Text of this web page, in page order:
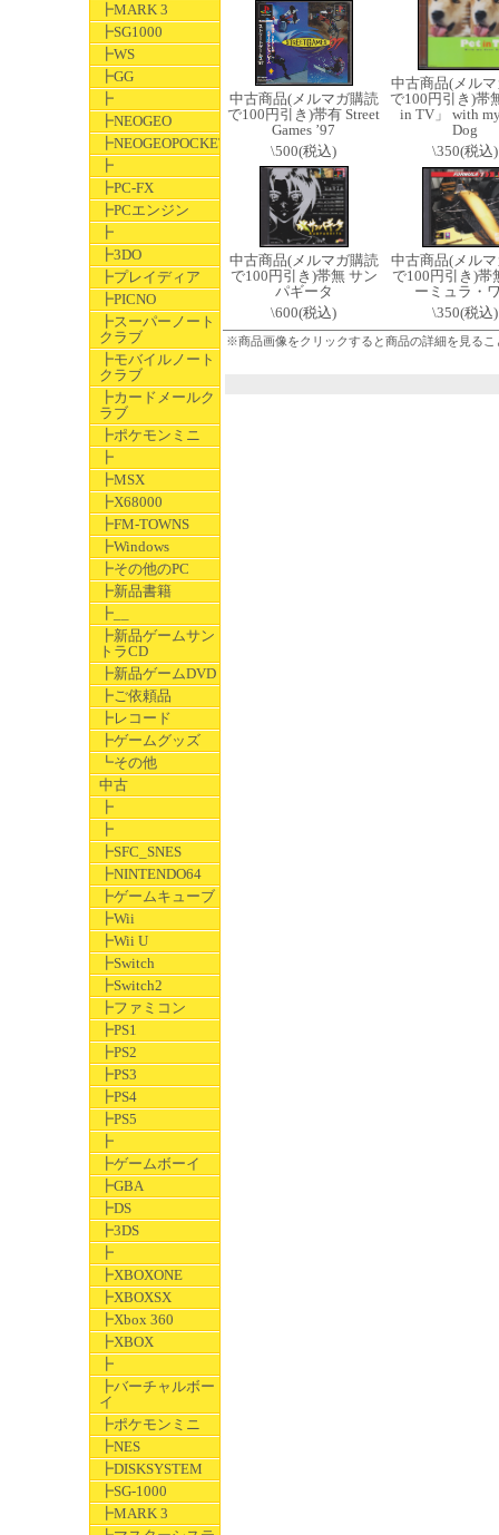
┣MARK 3
┣SG1000
┣WS
┣GG
┣
┣NEOGEO
┣NEOGEOPOCKET
┣
┣PC-FX
┣PCエンジン
┣
┣3DO
┣プレイディア
┣PICNO
┣スーパーノート
クラブ
┣モバイルノート
クラブ
┣カードメールク
ラブ
┣ポケモンミニ
┣
┣MSX
┣X68000
┣FM-TOWNS
┣Windows
┣その他のPC
┣新品書籍
┣__
┣新品ゲームサン
トラCD
┣新品ゲームDVD
┣ご依頼品
┣レコード
┣ゲームグッズ
┗その他
中古
┣
┣
┣SFC_SNES
┣NINTENDO64
┣ゲームキューブ
┣Wii
┣Wii U
┣Switch
┣Switch2
┣ファミコン
┣PS1
┣PS2
┣PS3
┣PS4
┣PS5
┣
┣ゲームボーイ
┣GBA
┣DS
┣3DS
┣
┣XBOXONE
┣XBOXSX
┣Xbox 360
┣XBOX
┣
┣バーチャルボー
イ
┣ポケモンミニ
┣NES
┣DISKSYSTEM
┣SG-1000
┣MARK 3
中古商品(メルマガ購読
で100円引き)帯有 Street
Games ’97
\500(税込)
中古商品(メル
で100円引き)帯
in TV」 with
Dog
\350(税込)
中古商品(メルマガ購読
で100円引き)帯無 サン
パギータ
\600(税込)
中古商品(メル
で100円引き)帯
ーミュラ・
\350(税込)
※商品画像をクリックすると商品の詳細を見るこ